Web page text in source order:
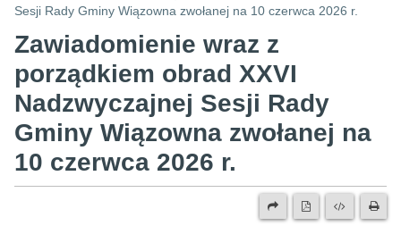
Sesji Rady Gminy Wiązowna zwołanej na 10 czerwca 2026 r.
Zawiadomienie wraz z
porządkiem obrad XXVI
Nadzwyczajnej Sesji Rady
Gminy Wiązowna zwołanej na
10 czerwca 2026 r.